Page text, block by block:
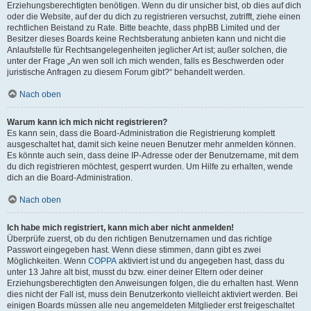
Erziehungsberechtigten benötigen. Wenn du dir unsicher bist, ob dies auf dich
oder die Website, auf der du dich zu registrieren versuchst, zutrifft, ziehe einen
rechtlichen Beistand zu Rate. Bitte beachte, dass phpBB Limited und der
Besitzer dieses Boards keine Rechtsberatung anbieten kann und nicht die
Anlaufstelle für Rechtsangelegenheiten jeglicher Art ist; außer solchen, die
unter der Frage „An wen soll ich mich wenden, falls es Beschwerden oder
juristische Anfragen zu diesem Forum gibt?“ behandelt werden.
Nach oben
Warum kann ich mich nicht registrieren?
Es kann sein, dass die Board-Administration die Registrierung komplett
ausgeschaltet hat, damit sich keine neuen Benutzer mehr anmelden können.
Es könnte auch sein, dass deine IP-Adresse oder der Benutzername, mit dem
du dich registrieren möchtest, gesperrt wurden. Um Hilfe zu erhalten, wende
dich an die Board-Administration.
Nach oben
Ich habe mich registriert, kann mich aber nicht anmelden!
Überprüfe zuerst, ob du den richtigen Benutzernamen und das richtige
Passwort eingegeben hast. Wenn diese stimmen, dann gibt es zwei
Möglichkeiten. Wenn COPPA aktiviert ist und du angegeben hast, dass du
unter 13 Jahre alt bist, musst du bzw. einer deiner Eltern oder deiner
Erziehungsberechtigten den Anweisungen folgen, die du erhalten hast. Wenn
dies nicht der Fall ist, muss dein Benutzerkonto vielleicht aktiviert werden. Bei
einigen Boards müssen alle neu angemeldeten Mitglieder erst freigeschaltet